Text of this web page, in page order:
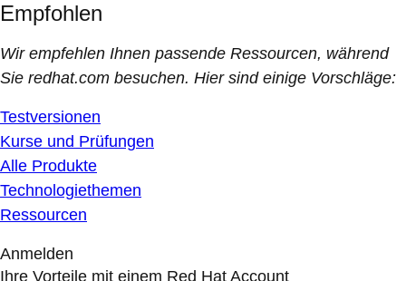
Empfohlen
Wir empfehlen Ihnen passende Ressourcen, während
Sie redhat.com besuchen. Hier sind einige Vorschläge:
Testversionen
Kurse und Prüfungen
Alle Produkte
Technologiethemen
Ressourcen
Anmelden
Ihre Vorteile mit einem Red Hat Account